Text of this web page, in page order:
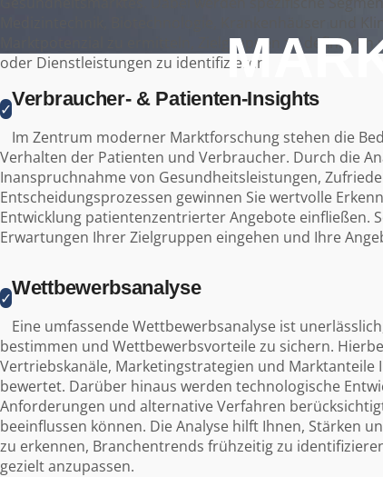
Medizintechnik, Biotechnologie, Krankenhäuser und
Marktpotenzial zu ermitteln, Zielgruppen zu
oder Dienstleistungen zu identifizieren.
✓Verbraucher- & Patienten-Insights
Im Zentrum moderner Marktforschung stehen die
Verhalten der Patienten und Verbraucher. Durch die
Inanspruchnahme von Gesundheitsleistungen,
Entscheidungsprozessen gewinnen Sie wertvolle
Entwicklung patientenzentrierter Angebote einfließen.
Erwartungen Ihrer Zielgruppen eingehen und Ihre
✓Wettbewerbsanalyse
Eine umfassende Wettbewerbsanalyse ist
bestimmen und Wettbewerbsvorteile zu sichern.
Vertriebskanäle, Marketingstrategien und
bewertet. Darüber hinaus werden technologische
Anforderungen und alternative Verfahren
beeinflussen können. Die Analyse hilft Ihnen, Stärken
zu erkennen, Branchentrends frühzeitig zu
gezielt anzupassen.